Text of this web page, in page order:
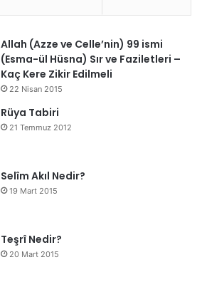
Allah (Azze ve Celle’nin) 99 ismi
(Esma-ül Hüsna) Sır ve Faziletleri –
Kaç Kere Zikir Edilmeli
22 Nisan 2015
Rüya Tabiri
21 Temmuz 2012
Selîm Akıl Nedir?
19 Mart 2015
Teşrî Nedir?
20 Mart 2015